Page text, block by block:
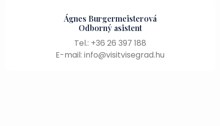
Ágnes Burgermeisterová
Odborný asistent
Tel.: +36 26 397 188
E-mail: info@visitvisegrad.hu